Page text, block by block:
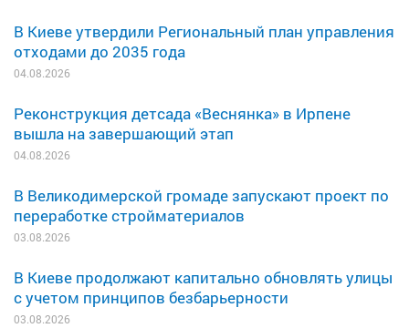
В Киеве утвердили Региональный план управления
отходами до 2035 года
04.08.2026
Реконструкция детсада «Веснянка» в Ирпене
вышла на завершающий этап
04.08.2026
В Великодимерской громаде запускают проект по
переработке стройматериалов
03.08.2026
В Киеве продолжают капитально обновлять улицы
с учетом принципов безбарьерности
03.08.2026